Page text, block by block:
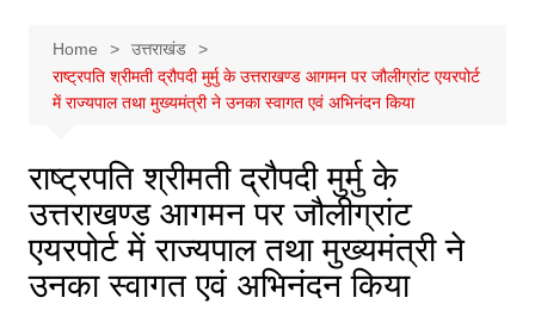
Home
उत्तराखंड
राष्ट्रपति श्रीमती द्रौपदी मुर्मु के उत्तराखण्ड आगमन पर जौलीग्रांट एयरपोर्ट
में राज्यपाल तथा मुख्यमंत्री ने उनका स्वागत एवं अभिनंदन किया
राष्ट्रपति श्रीमती द्रौपदी मुर्मु के
उत्तराखण्ड आगमन पर जौलीग्रांट
एयरपोर्ट में राज्यपाल तथा मुख्यमंत्री ने
उनका स्वागत एवं अभिनंदन किया